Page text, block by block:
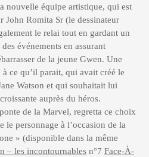
nouvelle équipe artistique, qui est
John Romita Sr (le dessinateur
le relai tout en gardant un
événements en assurant
de la jeune Gwen. Une
ce qu’il parait, qui avait créé le
Watson et qui souhaitait lui
auprès du héros.
de la Marvel, regretta ce choix
le personnage à l’occasion de la
» (disponible dans la même
– les incontournables n°7 Face-À-